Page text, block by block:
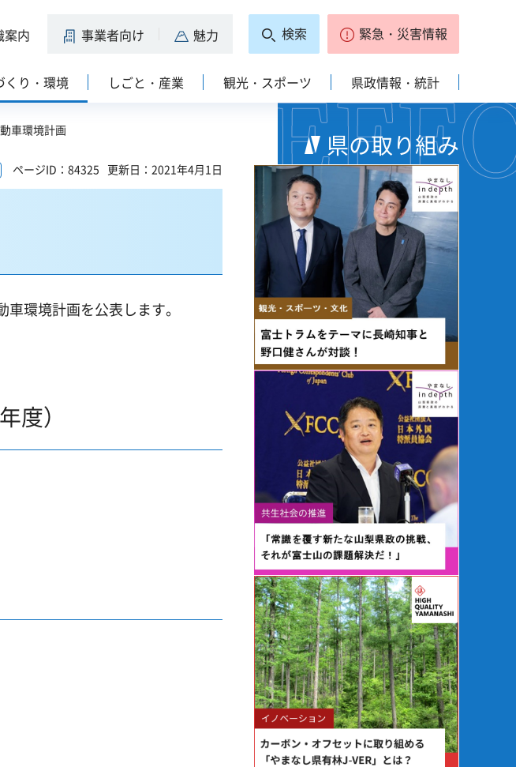
案内 事業者向け 魅力 検索 緊急・災害情報
くり・環境 しごと・産業 観光・スポーツ 県政情報・統計
車環境計画
ページID：84325 更新日：2021年4月1日
環境計画を公表します。
度）
県の取り組み